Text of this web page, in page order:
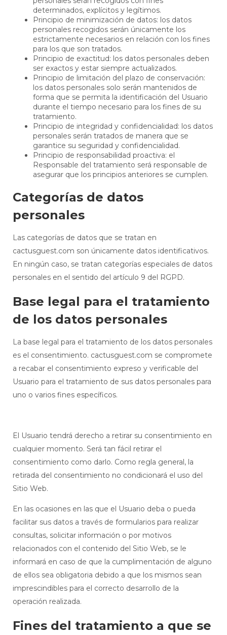
determinados, explícitos y legítimos.
Principio de minimización de datos: los datos
personales recogidos serán únicamente los
estrictamente necesarios en relación con los fines
para los que son tratados.
Principio de exactitud: los datos personales deben
ser exactos y estar siempre actualizados.
Principio de limitación del plazo de conservación:
los datos personales solo serán mantenidos de
forma que se permita la identificación del Usuario
durante el tiempo necesario para los fines de su
tratamiento.
Principio de integridad y confidencialidad: los datos
personales serán tratados de manera que se
garantice su seguridad y confidencialidad.
Principio de responsabilidad proactiva: el
Responsable del tratamiento será responsable de
asegurar que los principios anteriores se cumplen.
Categorías de datos
personales
Las categorías de datos que se tratan en
cactusguest.com son únicamente datos identificativos.
En ningún caso, se tratan categorías especiales de datos
personales en el sentido del artículo 9 del RGPD.
Base legal para el tratamiento
de los datos personales
La base legal para el tratamiento de los datos personales
es el consentimiento. cactusguest.com se compromete
a recabar el consentimiento expreso y verificable del
Usuario para el tratamiento de sus datos personales para
uno o varios fines específicos.
El Usuario tendrá derecho a retirar su consentimiento en
cualquier momento. Será tan fácil retirar el
consentimiento como darlo. Como regla general, la
retirada del consentimiento no condicionará el uso del
Sitio Web.
En las ocasiones en las que el Usuario deba o pueda
facilitar sus datos a través de formularios para realizar
consultas, solicitar información o por motivos
relacionados con el contenido del Sitio Web, se le
informará en caso de que la cumplimentación de alguno
de ellos sea obligatoria debido a que los mismos sean
imprescindibles para el correcto desarrollo de la
operación realizada.
Fines del tratamiento a que se